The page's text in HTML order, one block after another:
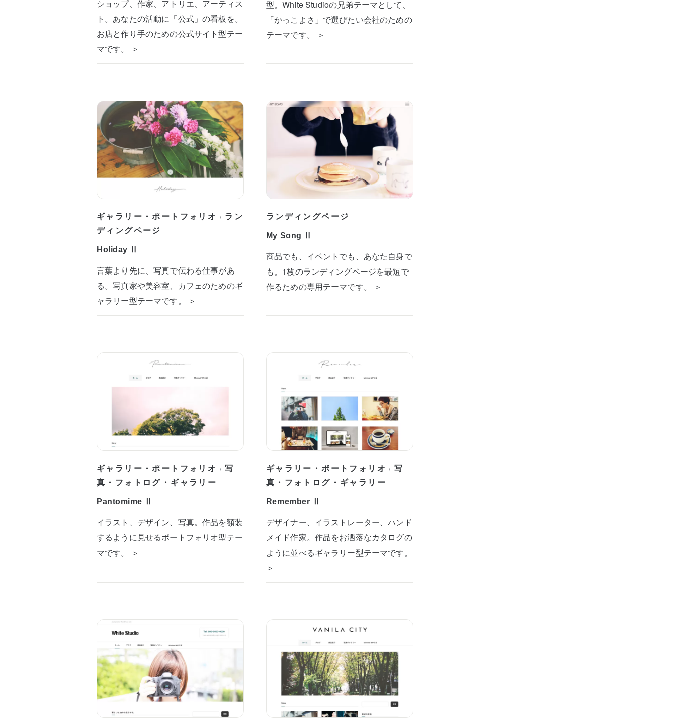
ショップ、作家、アトリエ、アーティス
ト。あなたの活動に「公式」の看板を。
お店と作り手のための公式サイト型テー
マです。 ＞
型。White Studioの兄弟テーマとして、
「かっこよさ」で選びたい会社のための
テーマです。 ＞
ギャラリー・ポートフォリオ / ラン
ディングページ
Holiday Ⅱ
言葉より先に、写真で伝わる仕事があ
る。写真家や美容室、カフェのためのギ
ャラリー型テーマです。 ＞
ランディングページ
My Song Ⅱ
商品でも、イベントでも、あなた自身で
も。1枚のランディングページを最短で
作るための専用テーマです。 ＞
ギャラリー・ポートフォリオ /写
真・フォトログ・ギャラリー
Pantomime Ⅱ
イラスト、デザイン、写真。作品を額装
するように見せるポートフォリオ型テー
マです。 ＞
ギャラリー・ポートフォリオ /写
真・フォトログ・ギャラリー
Remember Ⅱ
デザイナー、イラストレーター、ハンド
メイド作家。作品をお洒落なカタログの
ように並べるギャラリー型テーマです。
＞